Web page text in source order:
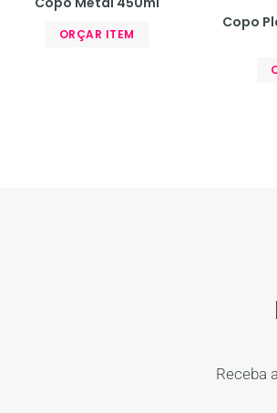
ORÇAR ITEM
Copo
Receba